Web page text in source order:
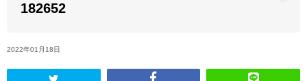
三分で学ぶマフィア暗黒史 名言・悩み相談
182652
2022年01月18日